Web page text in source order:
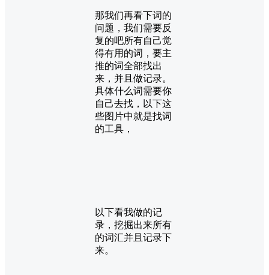
那我们再看下词的
问题，我们需要反
复的吧所有自己觉
得有用的词，要主
推的词全部找出
来，并且做记录。
具体什么词需要你
自己去找，以下这
些图片中就是找词
的工具，
以下看我做的记
录，挖掘出来所有
的词汇并且记录下
来。